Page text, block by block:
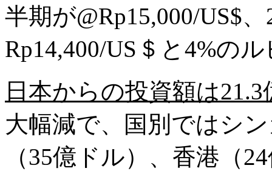
半期が@Rp15,000/US$、
Rp14,400/US＄と4%の
日本からの投資額は21.3
大幅減で、国別ではシ
（35億ドル）、香港（24